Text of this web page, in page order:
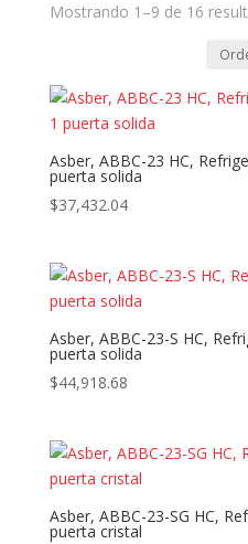
Mostrando 1–9 de 16
Asber, ABBC-23 HC,
puerta solida
$37,432.04
Asber, ABBC-23-S HC,
puerta solida
$44,918.68
Asber, ABBC-23-SG HC,
puerta cristal